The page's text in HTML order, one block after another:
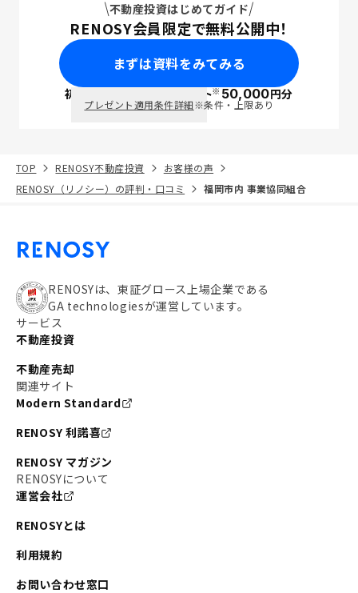
不動産投資はじめてガイド
RENOSY会員限定で無料公開中！
まずは資料をみてみる
初回面談で ポイント※50,000円分
プレゼント適用条件詳細※条件・上限あり
TOP RENOSY不動産投資
お客様の声
RENOSY（リノシー）の評判・口コミ
福岡市内 事業協同組合
RENOSYは、東証グロース上場企業である
GA technologiesが運営しています。
サービス
不動産投資
不動産売却
関連サイト
Modern Standard
RENOSY 利諾喜
RENOSY マガジン
RENOSYについて
運営会社
RENOSYとは
利用規約
お問い合わせ窓口